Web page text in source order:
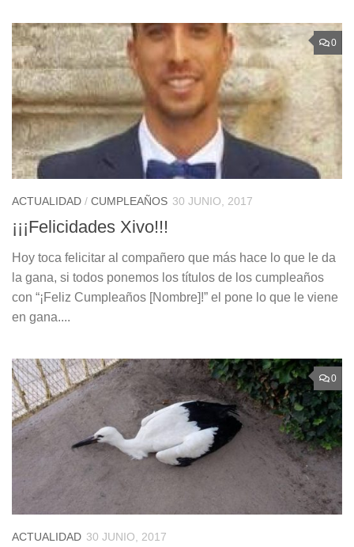
0
ACTUALIDAD / CUMPLEAÑOS 30 JUNIO, 2017
¡¡¡Felicidades Xivo!!!
Hoy toca felicitar al compañero que más hace lo que le da
la gana, si todos ponemos los títulos de los cumpleaños
con “¡Feliz Cumpleaños [Nombre]!” el pone lo que le viene
en gana....
0
ACTUALIDAD 30 JUNIO, 2017